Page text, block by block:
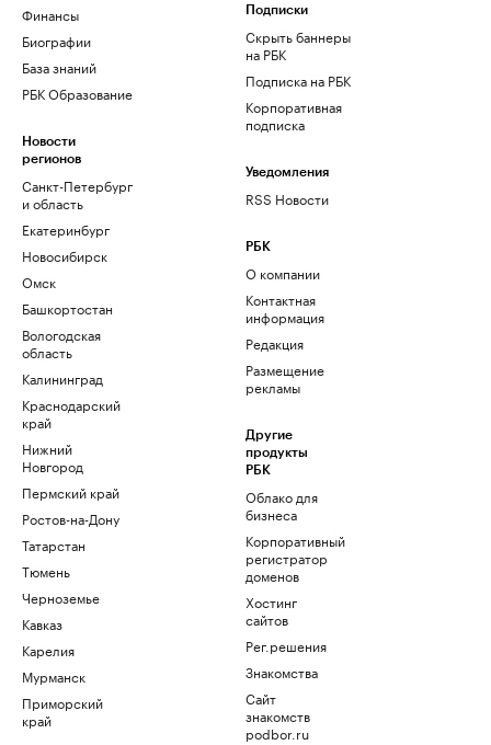
Финансы
Биографии
База знаний
РБК Образование
Новости
регионов
Санкт-Петербург
и область
Екатеринбург
Новосибирск
Омск
Башкортостан
Вологодская
область
Калининград
Краснодарский
край
Нижний
Новгород
Пермский край
Ростов-на-Дону
Татарстан
Тюмень
Черноземье
Кавказ
Карелия
Мурманск
Приморский
край
Подписки
Скрыть баннеры
на РБК
Подписка на РБК
Корпоративная
подписка
Уведомления
RSS Новости
РБК
О компании
Контактная
информация
Редакция
Размещение
рекламы
Другие
продукты
РБК
Облако для
бизнеса
Корпоративный
регистратор
доменов
Хостинг
сайтов
Рег.решения
Знакомства
Сайт
знакомств
podbor.ru